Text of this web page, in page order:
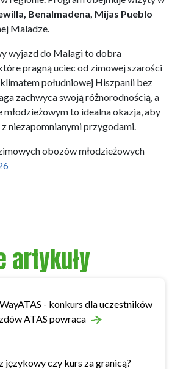
Benalmadena, Mijas Pueblo
Maladze.
wyjazd do Malagi to dobra
pragną uciec od zimowej szarości
południowej Hiszpanii bez
zachwyca swoją różnorodnością, a
to idealna okazja, aby
niezapomnianymi przygodami.
obozów młodzieżowych
artykuły
- konkurs dla uczestników
ATAS powraca
językowy czy kurs za granicą?